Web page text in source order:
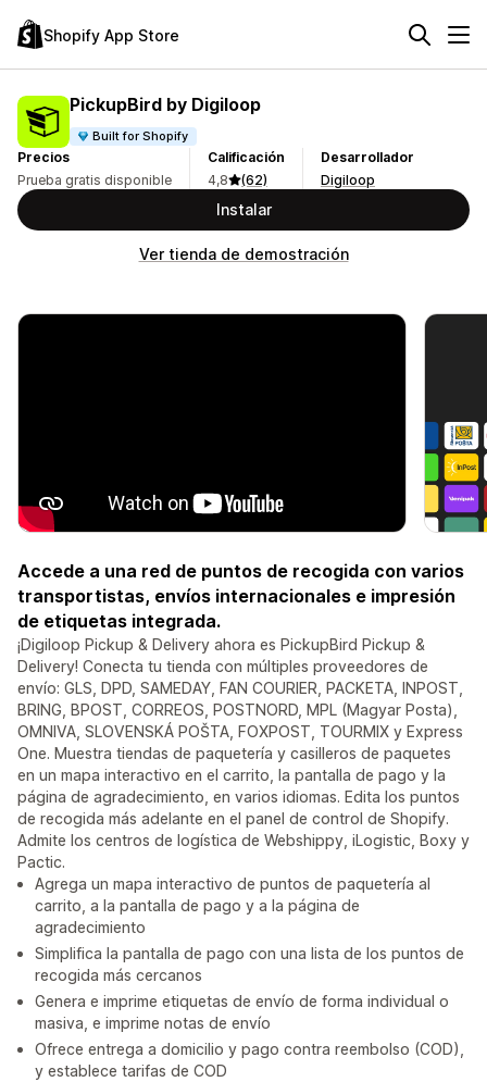
Shopify App Store
PickupBird by Digiloop
Built for Shopify
Precios
Prueba gratis disponible
Calificación
4,8
(62)
Desarrollador
Digiloop
Instalar
Ver tienda de demostración
Accede a una red de puntos de recogida con varios
transportistas, envíos internacionales e impresión
de etiquetas integrada.
¡Digiloop Pickup & Delivery ahora es PickupBird Pickup &
Delivery! Conecta tu tienda con múltiples proveedores de
envío: GLS, DPD, SAMEDAY, FAN COURIER, PACKETA, INPOST,
BRING, BPOST, CORREOS, POSTNORD, MPL (Magyar Posta),
OMNIVA, SLOVENSKÁ POŠTA, FOXPOST, TOURMIX y Express
One. Muestra tiendas de paquetería y casilleros de paquetes
en un mapa interactivo en el carrito, la pantalla de pago y la
página de agradecimiento, en varios idiomas. Edita los puntos
de recogida más adelante en el panel de control de Shopify.
Admite los centros de logística de Webshippy, iLogistic, Boxy y
Pactic.
Agrega un mapa interactivo de puntos de paquetería al
carrito, a la pantalla de pago y a la página de
agradecimiento
Simplifica la pantalla de pago con una lista de los puntos de
recogida más cercanos
Genera e imprime etiquetas de envío de forma individual o
masiva, e imprime notas de envío
Ofrece entrega a domicilio y pago contra reembolso (COD),
y establece tarifas de COD